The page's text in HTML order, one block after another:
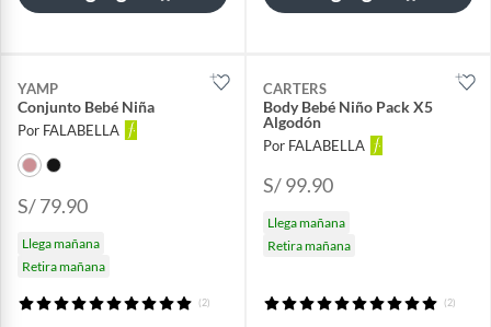
YAMP
Conjunto Bebé Niña
Por FALABELLA
S/ 79.90
Llega mañana
Retira mañana
(2)
CARTERS
Body Bebé Niño Pack X5
Algodón
Por FALABELLA
S/ 99.90
Llega mañana
Retira mañana
(2)